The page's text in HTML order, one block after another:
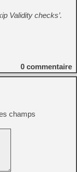
Validity checks’.
0 commentaire
champs